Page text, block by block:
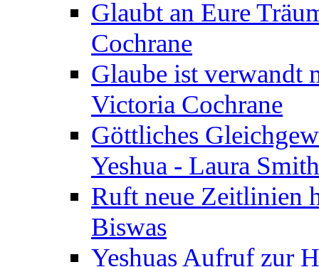
Glaubt an Eure
Cochrane
Glaube ist verwandt
Victoria Cochrane
Göttliches
Yeshua - Laura
Ruft neue Zeitlinien
Biswas
Yeshuas Aufruf zur